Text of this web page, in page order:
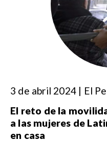
3 de abril 2024 | El
El reto de la
a las mujeres de
en casa